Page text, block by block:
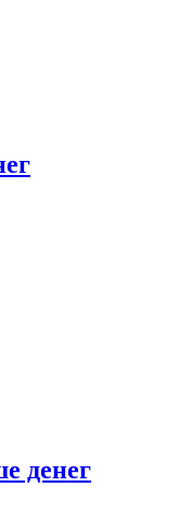
денег